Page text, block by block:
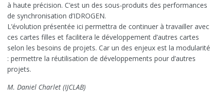
à haute précision. C’est un des sous-produits des performances
de synchronisation d’IDROGEN.
L’évolution présentée ici permettra de continuer à travailler avec
ces cartes filles et facilitera le développement d’autres cartes
selon les besoins de projets. Car un des enjeux est la modularité
: permettre la réutilisation de développements pour d’autres
projets.
M. Daniel Charlet (IJCLAB)